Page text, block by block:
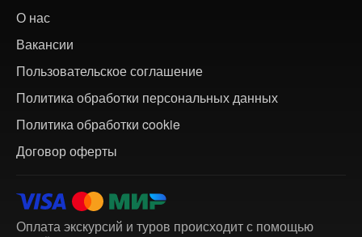
О нас
Вакансии
Пользовательское соглашение
Политика обработки персональных данных
Политика обработки cookie
Договор оферты
Оплата экскурсий и туров происходит с помощью